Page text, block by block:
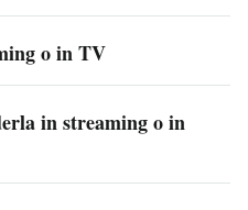
o in TV
in streaming o in